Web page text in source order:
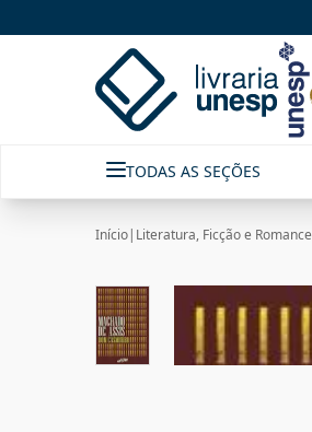
TODAS AS SEÇÕES
Início| Literatura, Ficção e Romance